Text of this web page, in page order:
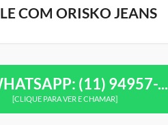
COM ORISKO JEANS
(11) 94957-...
[CLIQUE PARA VER E CHAMAR]